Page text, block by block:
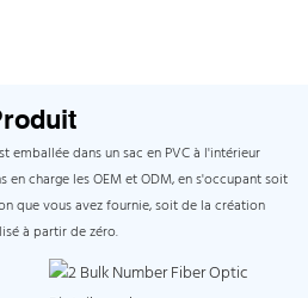
emballée dans un sac en PVC à l'intérieur
charge les OEM et ODM, en s'occupant soit
que vous avez fournie, soit de la création
à partir de zéro.